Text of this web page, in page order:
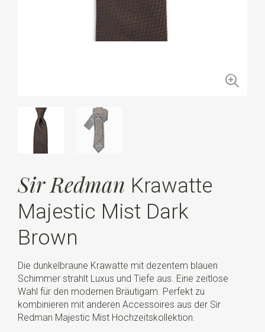
Sir Redman Krawatte
Majestic Mist Dark
Brown
Die dunkelbraune Krawatte mit dezentem blauen
Schimmer strahlt Luxus und Tiefe aus. Eine zeitlose
Wahl für den modernen Bräutigam. Perfekt zu
kombinieren mit anderen Accessoires aus der Sir
Redman Majestic Mist Hochzeitskollektion.